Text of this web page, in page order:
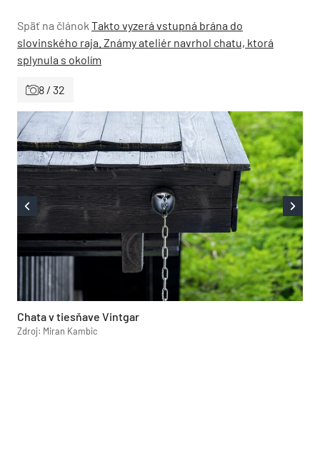
Späť na článok Takto vyzerá vstupná brána do
slovinského raja. Známy ateliér navrhol chatu, ktorá
splynula s okolím
8 / 32
Chata v tiesňave Vintgar
Zdroj: Miran Kambic